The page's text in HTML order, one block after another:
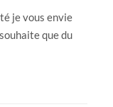
je vous envie
que du